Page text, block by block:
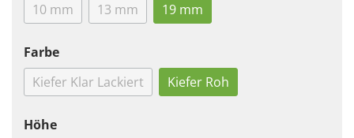
10 mm
13 mm 19 mm
Farbe
Kiefer Klar Lackiert
Kiefer Roh
Höhe